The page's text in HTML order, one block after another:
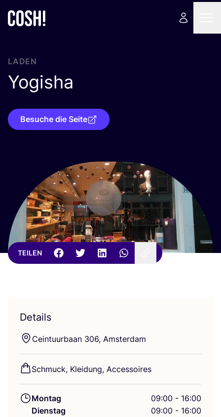
LADEN
Yogisha
Besuche die Seite
TEILEN
Details
Ceintu­ur­ba­an 306, Amsterdam
Schmuck, Klei­dung, Accessoires
Montag
09:00 - 16:00
Dienstag
09:00 - 16:00